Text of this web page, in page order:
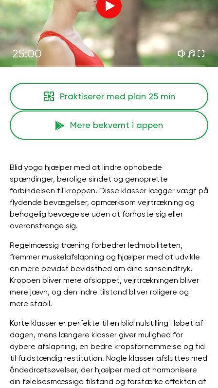
25:00
Praktiserer med plan 25 min
Mere bekvemt i appen
Blid yoga hjælper med at lindre ophobede
spændinger, berolige sindet og genoprette
forbindelsen til kroppen. Disse klasser lægger vægt på
flydende bevægelser, opmærksom vejrtrækning og
behagelig bevægelse uden at forhaste sig eller
overanstrenge sig.
Regelmæssig træning forbedrer ledmobiliteten,
fremmer muskelafslapning og hjælper med at udvikle
en mere bevidst bevidsthed om dine sanseindtryk.
Kroppen bliver mere afslappet, vejrtrækningen bliver
mere jævn, og den indre tilstand bliver roligere og
mere stabil.
Korte klasser er perfekte til en blid nulstilling i løbet af
dagen, mens længere klasser giver mulighed for
dybere afslapning, en bedre kropsfornemmelse og tid
til fuldstændig restitution. Nogle klasser afsluttes med
åndedrætsøvelser, der hjælper med at harmonisere
din følelsesmæssige tilstand og forstærke effekten af ​​